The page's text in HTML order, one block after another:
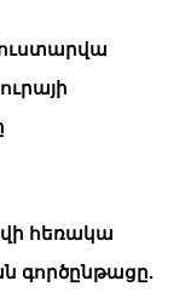
ուստարվա
հեռակա
գործընթացը.